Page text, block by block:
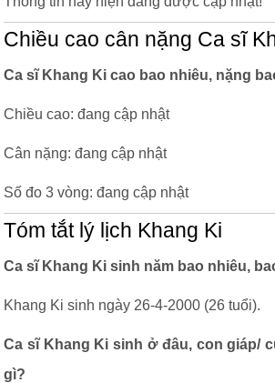
Chiều cao cân nặng Ca sĩ
Ca sĩ Khang Ki cao bao nhiêu, nặng
Chiều cao: đang cập nhật
Cân nặng: đang cập nhật
Số đo 3 vòng: đang cập nhật
Tóm tắt lý lịch Khang Ki
Ca sĩ Khang Ki sinh năm bao nhiêu,
Khang Ki sinh ngày 26-4-2000 (26 tuổi).
Ca sĩ Khang Ki sinh ở đâu, con giáp/
gì?